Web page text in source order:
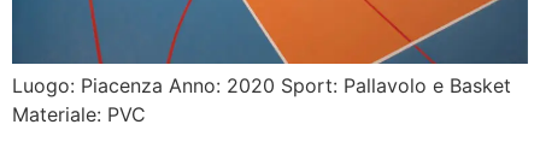
Luogo: Piacenza Anno: 2020 Sport: Pallavolo e Basket
Materiale: PVC